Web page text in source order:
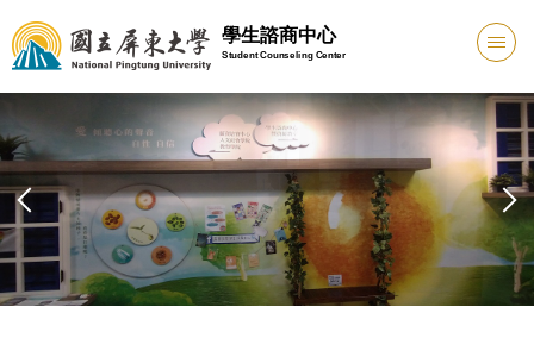
跳
到
主
內
容
區
學生諮商中心
Student Counseling Center